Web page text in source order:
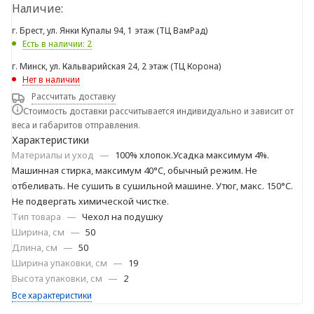
Наличие:
г. Брест, ул. Янки Купалы 94, 1 этаж (ТЦ ВамРад)
Есть в наличии: 2
г. Минск, ул. Кальварийская 24, 2 этаж (ТЦ Корона)
Нет в наличии
Рассчитать доставку
Стоимость доставки рассчитывается индивидуально и зависит от
веса и габаритов отправления.
Характеристики
Материалы и уход — 100% хлопок.Усадка максимум 4%.
Машинная стирка, максимум 40°C, обычный режим. Не
отбеливать. Не сушить в сушильной машине. Утюг, макс. 150°C.
Не подвергать химической чистке.
Тип товара — Чехол на подушку
Ширина, см — 50
Длина, см — 50
Ширина упаковки, см — 19
Высота упаковки, см — 2
Все характеристики